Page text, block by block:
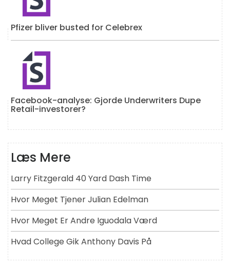
Pfizer bliver busted for Celebrex
Facebook-analyse: Gjorde Underwriters Dupe
Retail-investorer?
Læs Mere
Larry Fitzgerald 40 Yard Dash Time
Hvor Meget Tjener Julian Edelman
Hvor Meget Er Andre Iguodala Værd
Hvad College Gik Anthony Davis På